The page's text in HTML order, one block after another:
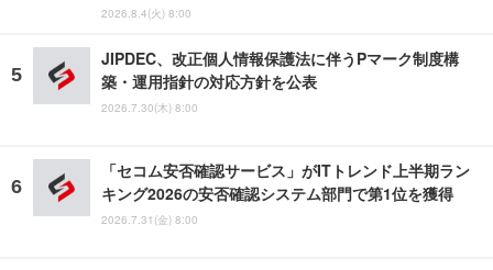
2026.8.4(火) 8:00
JIPDEC、改正個人情報保護法に伴うPマーク制度構
築・運用指針の対応方針を公表
2026.7.30(木) 8:00
「セコム安否確認サービス」がITトレンド上半期ラン
キング2026の安否確認システム部門で第1位を獲得
2026.7.31(金) 8:00